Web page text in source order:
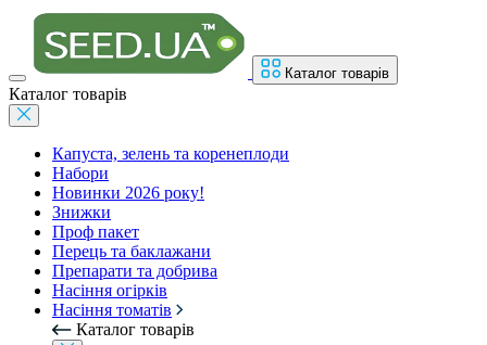
Каталог товарів
Каталог товарів
Капуста, зелень та коренеплоди
Набори
Новинки 2026 року!
Знижки
Проф пакет
Перець та баклажани
Препарати та добрива
Насіння огірків
Насіння томатів
Каталог товарів